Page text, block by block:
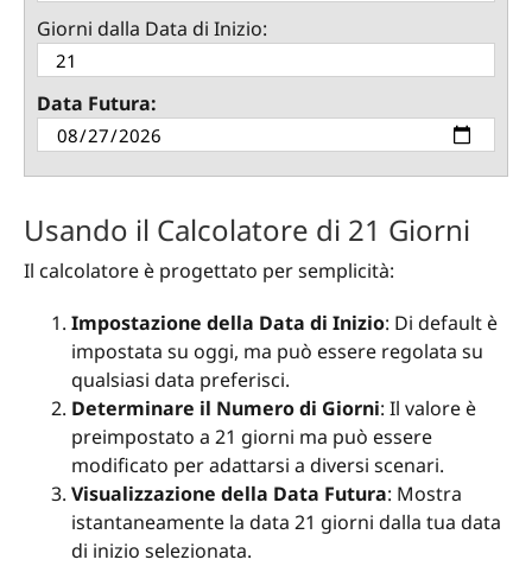
Giorni dalla Data di Inizio:
Data Futura:
Usando il Calcolatore di 21 Giorni
Il calcolatore è progettato per semplicità:
Impostazione della Data di Inizio: Di default è
impostata su oggi, ma può essere regolata su
qualsiasi data preferisci.
Determinare il Numero di Giorni: Il valore è
preimpostato a 21 giorni ma può essere
modificato per adattarsi a diversi scenari.
Visualizzazione della Data Futura: Mostra
istantaneamente la data 21 giorni dalla tua data
di inizio selezionata.